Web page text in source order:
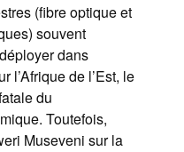
(fibre optique et
souvent
dans
l’Afrique de l’Est, le
du
Toutefois,
Museveni sur la